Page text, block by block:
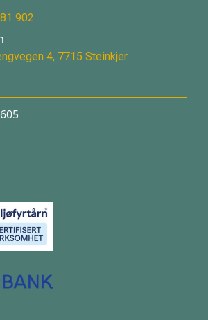
902
4, 7715 Steinkjer